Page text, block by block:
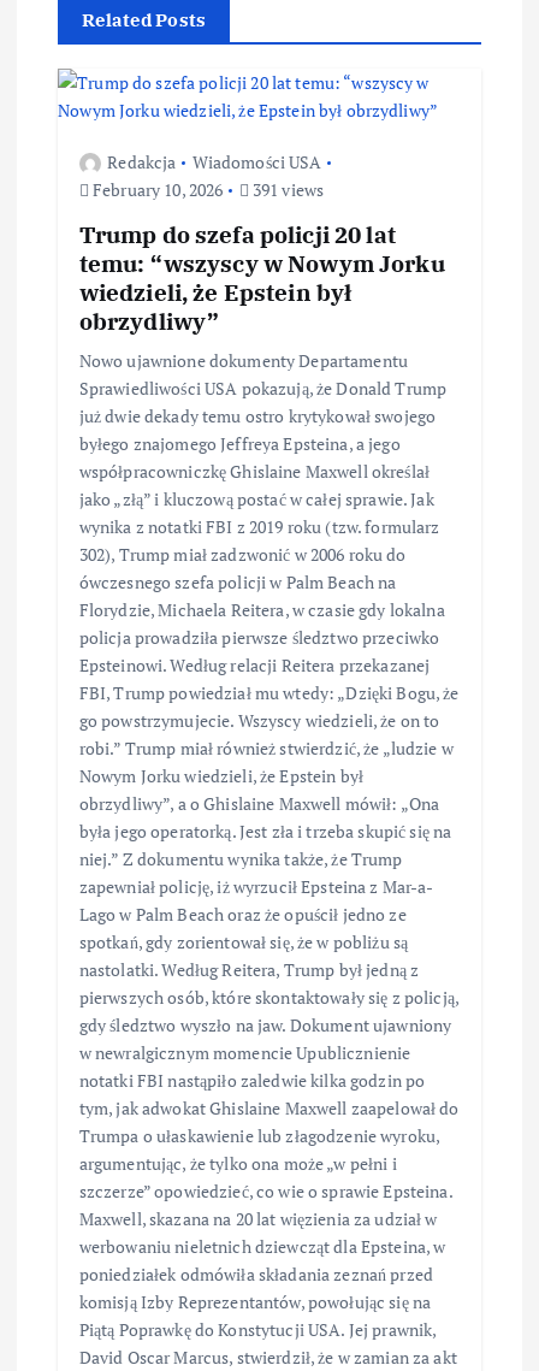
Related Posts
Redakcja
Wiadomości USA
February 10, 2026
391 views
Trump do szefa policji 20 lat
temu: “wszyscy w Nowym Jorku
wiedzieli, że Epstein był
obrzydliwy”
Nowo ujawnione dokumenty Departamentu
Sprawiedliwości USA pokazują, że Donald Trump
już dwie dekady temu ostro krytykował swojego
byłego znajomego Jeffreya Epsteina, a jego
współpracowniczkę Ghislaine Maxwell określał
jako „złą” i kluczową postać w całej sprawie. Jak
wynika z notatki FBI z 2019 roku (tzw. formularz
302), Trump miał zadzwonić w 2006 roku do
ówczesnego szefa policji w Palm Beach na
Florydzie, Michaela Reitera, w czasie gdy lokalna
policja prowadziła pierwsze śledztwo przeciwko
Epsteinowi. Według relacji Reitera przekazanej
FBI, Trump powiedział mu wtedy: „Dzięki Bogu, że
go powstrzymujecie. Wszyscy wiedzieli, że on to
robi.” Trump miał również stwierdzić, że „ludzie w
Nowym Jorku wiedzieli, że Epstein był
obrzydliwy”, a o Ghislaine Maxwell mówił: „Ona
była jego operatorką. Jest zła i trzeba skupić się na
niej.” Z dokumentu wynika także, że Trump
zapewniał policję, iż wyrzucił Epsteina z Mar-a-
Lago w Palm Beach oraz że opuścił jedno ze
spotkań, gdy zorientował się, że w pobliżu są
nastolatki. Według Reitera, Trump był jedną z
pierwszych osób, które skontaktowały się z policją,
gdy śledztwo wyszło na jaw. Dokument ujawniony
w newralgicznym momencie Upublicznienie
notatki FBI nastąpiło zaledwie kilka godzin po
tym, jak adwokat Ghislaine Maxwell zaapelował do
Trumpa o ułaskawienie lub złagodzenie wyroku,
argumentując, że tylko ona może „w pełni i
szczerze” opowiedzieć, co wie o sprawie Epsteina.
Maxwell, skazana na 20 lat więzienia za udział w
werbowaniu nieletnich dziewcząt dla Epsteina, w
poniedziałek odmówiła składania zeznań przed
komisją Izby Reprezentantów, powołując się na
Piątą Poprawkę do Konstytucji USA. Jej prawnik,
David Oscar Marcus, stwierdził, że w zamian za akt